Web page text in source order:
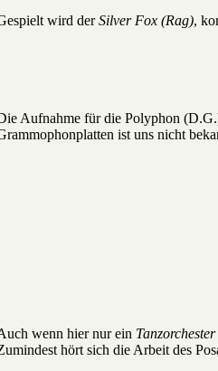
wird derSilver Fox (Rag),
Aufnahme für die Polyphon
ist uns nicht
wenn hier nur ein Tanzorchester
hört sich die Arbeit des